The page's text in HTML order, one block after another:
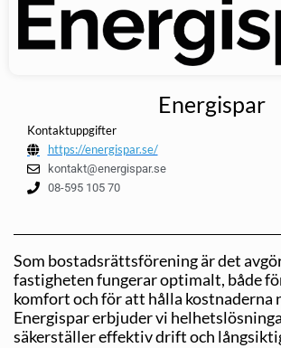
Energispar
Kontaktuppgifter
https://energispar.se/
kontakt@energispar.se
08-595 105 70
Som bostadsrättsförening är det
fastigheten fungerar optimalt, både
komfort och för att hålla kostnaderna
Energispar erbjuder vi
säkerställer effektiv drift och